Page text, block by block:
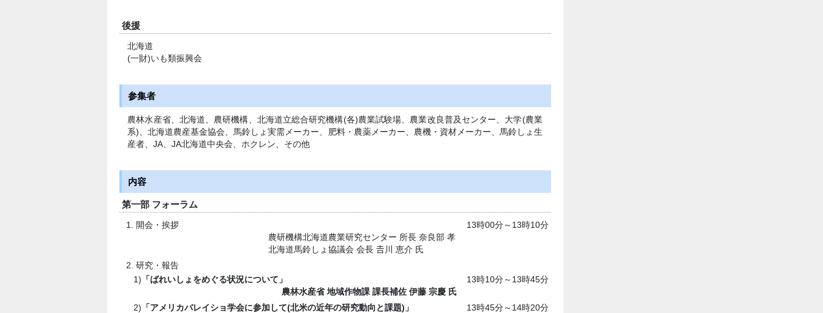
後援
北海道
(一財)いも類振興会
参集者
農林水産省、北海道、農研機構、北海道立総合研究機構(各)農業試験場、農業改良普及センター、大学(農業
系)、北海道農産基金協会、馬鈴しょ実需メーカー、肥料・農薬メーカー、農機・資材メーカー、馬鈴しょ生
産者、JA、JA北海道中央会、ホクレン、その他
内容
第一部 フォーラム
1. 開会・挨拶
農研機構北海道農業研究センター 所長 奈良部 孝
北海道馬鈴しょ協議会 会長 𠮷川 恵介 氏
13時00分～13時10分
2. 研究・報告
1) 「ばれいしょをめぐる状況について」
農林水産省 地域作物課 課長補佐 伊藤 宗慶 氏
13時10分～13時45分
2) 「アメリカバレイショ学会に参加して(北米の近年の研究動向と課題)」
13時45分～14時20分